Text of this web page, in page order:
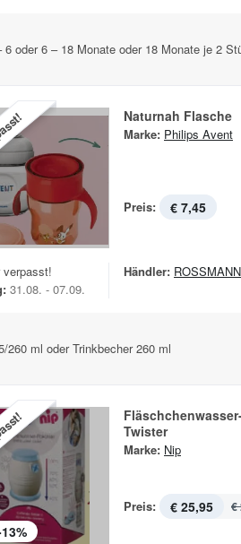
6 oder 6 – 18 Monate oder 18 Monate je 2
Naturnah Flasche
Marke: Philips Avent
Preis: € 7,45
verpasst!
31.08. - 07.09.
Händler: ROSSMANN
260 ml oder Trinkbecher 260 ml
13%
Twister
Marke: Nip
Preis: € 25,95 €